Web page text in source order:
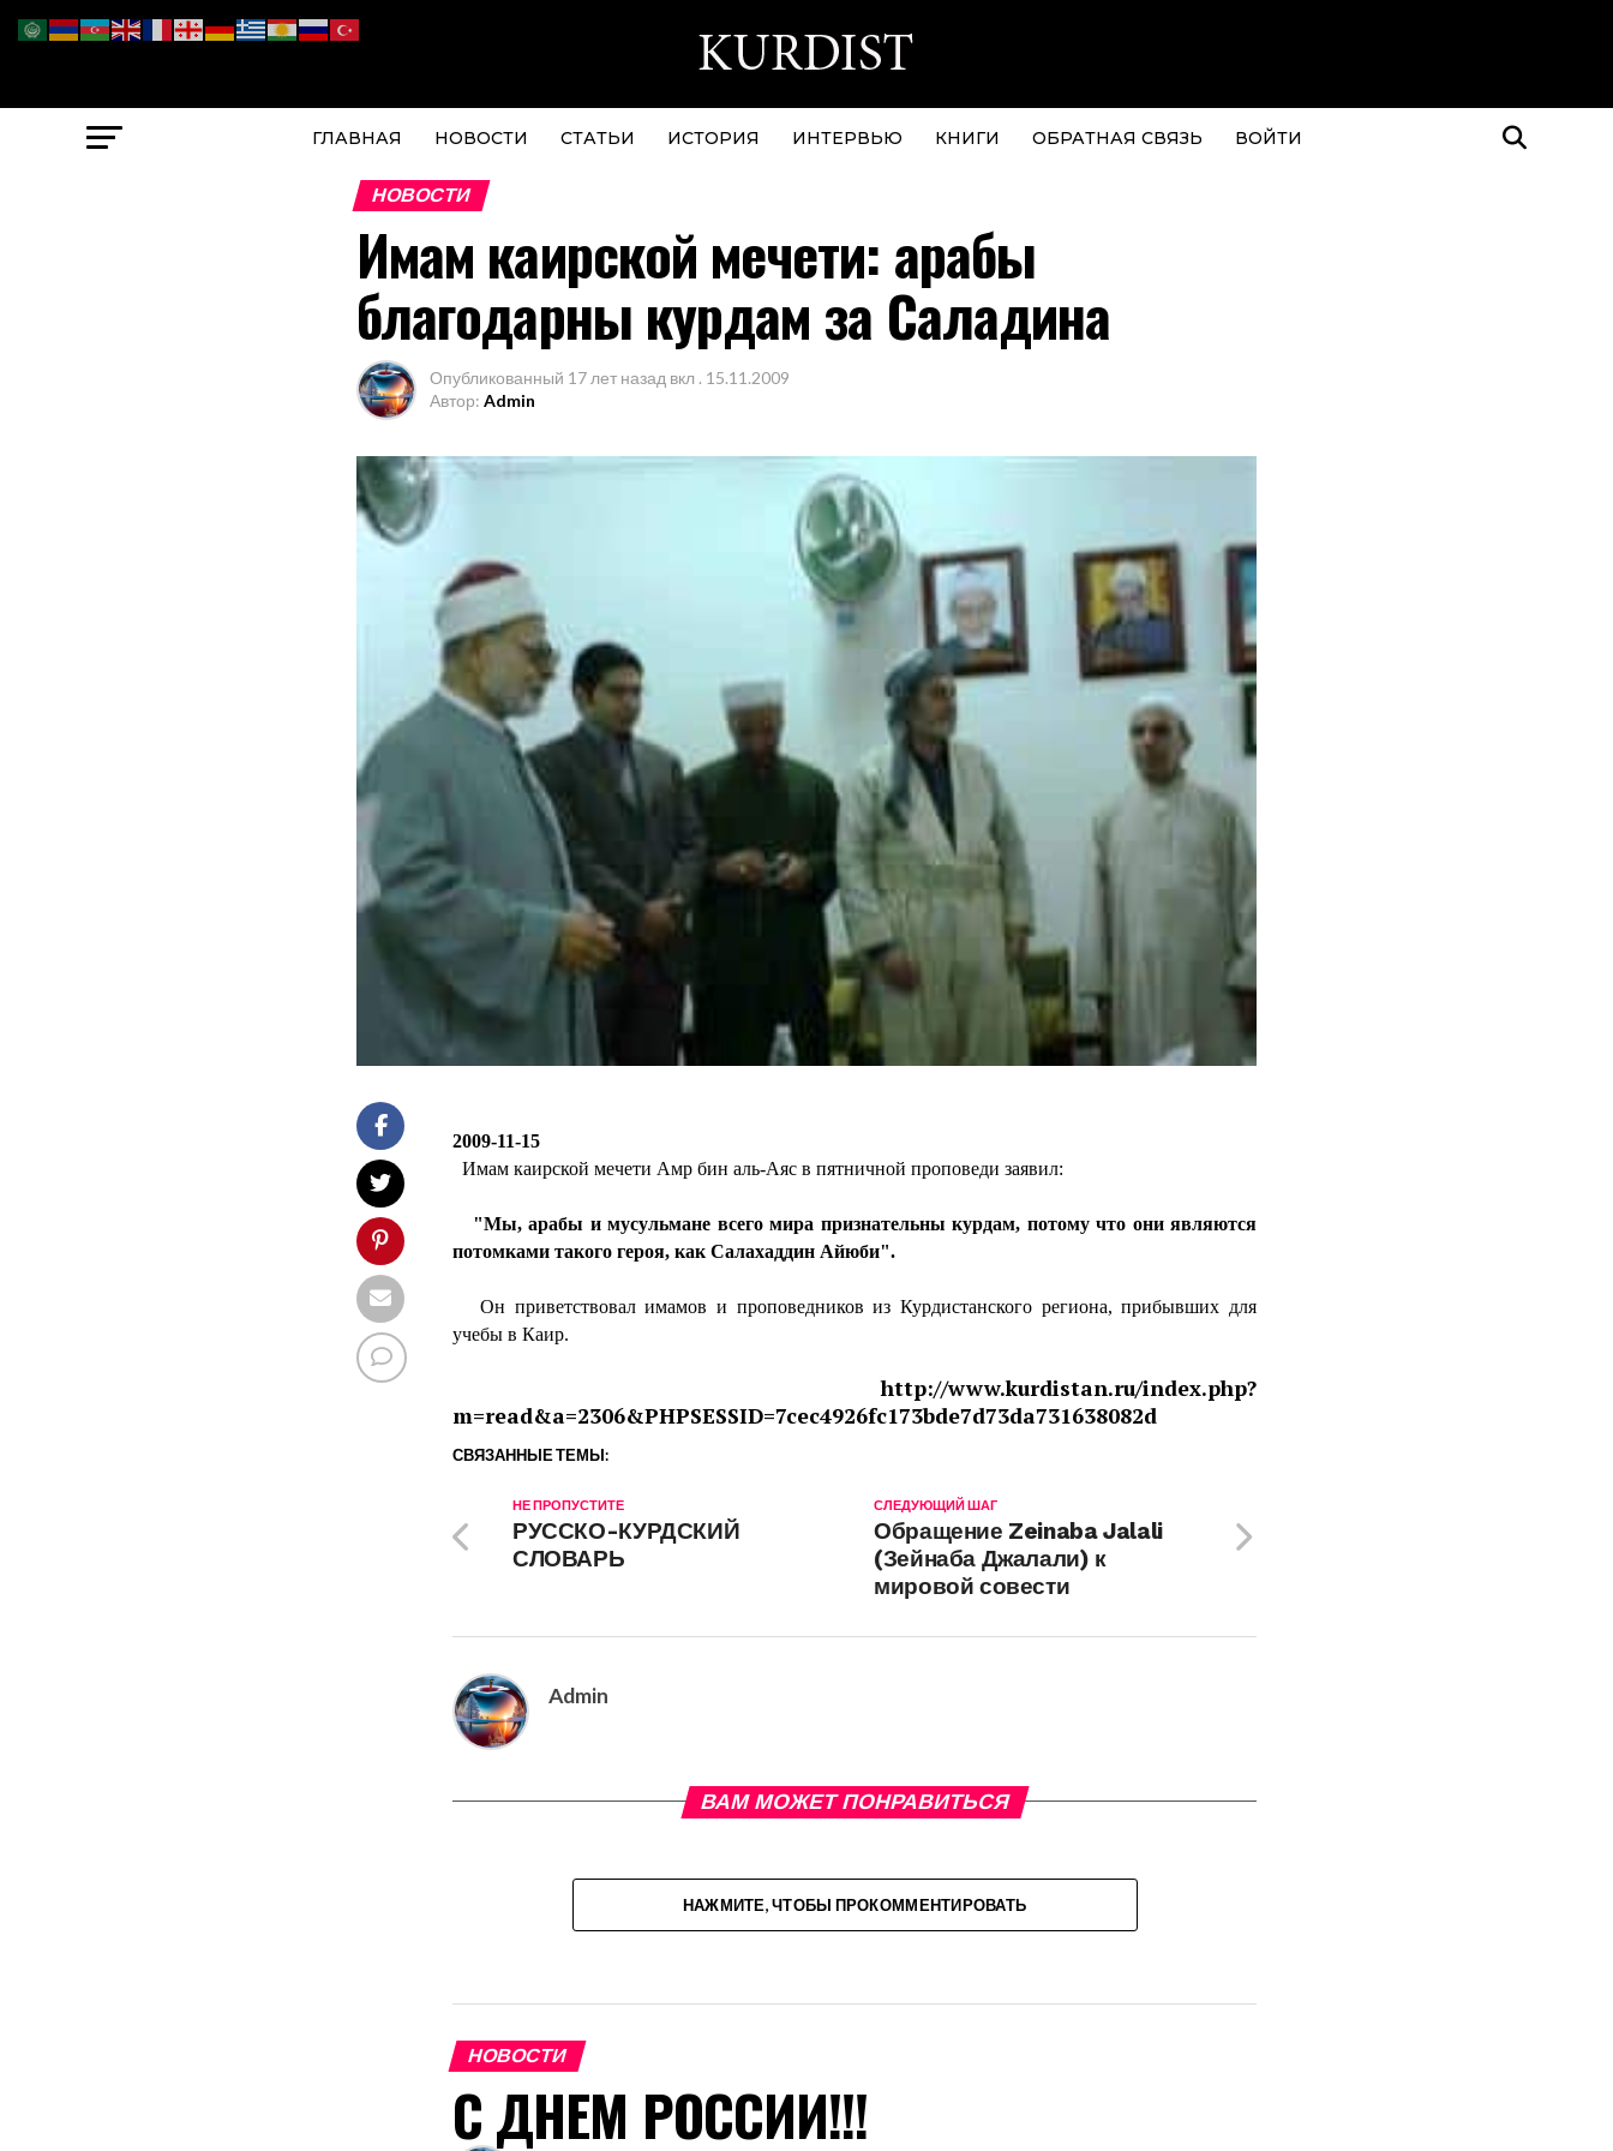
ГЛАВНАЯ НОВОСТИ СТАТЬИ ИСТОРИЯ ИНТЕРВЬЮ КНИГИ ОБРАТНАЯ СВЯЗЬ ВОЙТИ
НОВОСТИ
Имам каирской мечети: арабы
благодарны курдам за Саладина
Опубликованный 17 лет назад вкл . 15.11.2009
Автор: Admin
2009-11-15
Имам каирской мечети Амр бин аль-Аяс в пятничной проповеди заявил:
"Мы, арабы и мусульмане всего мира признательны курдам, потому что они являются
потомками такого героя, как Салахаддин Айюби".
Он приветствовал имамов и проповедников из Курдистанского региона, прибывших для
учебы в Каир.
http://www.kurdistan.ru/index.php?
m=read&a=2306&PHPSESSID=7cec4926fc173bde7d73da731638082d
СВЯЗАННЫЕ ТЕМЫ:
СЛЕДУЮЩИЙ ШАГ
Обращение Zeinaba Jalali
(Зейнаба Джалали) к
мировой совести
НЕ ПРОПУСТИТЕ
РУССКО-КУРДСКИЙ
СЛОВАРЬ
Admin
ВАМ МОЖЕТ ПОНРАВИТЬСЯ
НАЖМИТЕ, ЧТОБЫ ПРОКОММЕНТИРОВАТЬ
НОВОСТИ
С ДНЕМ РОССИИ!!!